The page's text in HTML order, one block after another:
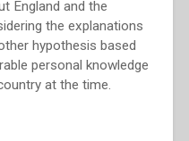
England and the
the explanations
hypothesis based
personal knowledge
at the time.